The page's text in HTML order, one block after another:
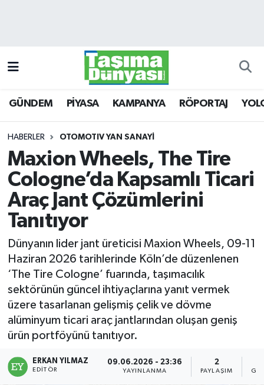
GÜNDEM PİYASA KAMPANYA RÖPORTAJ
HABERLER OTOMOTIV YAN SANAYİ
Maxion Wheels, The Tire
Cologne’da Kapsamlı Ticari
Araç Jant Çözümlerini
Tanıtıyor
Dünyanın lider jant üreticisi Maxion Wheels, 09-11
Haziran 2026 tarihlerinde Köln’de düzenlenen
‘The Tire Cologne’ fuarında, taşımacılık
sektörünün güncel ihtiyaçlarına yanıt vermek
üzere tasarlanan gelişmiş çelik ve dövme
alüminyum ticari araç jantlarından oluşan geniş
ürün portföyünü tanıtıyor.
ERKAN YILMAZ
EDITÖR
09.06.2026 - 23:36
YAYINLANMA
2
PAYLAŞIM
KAMPANYA
RÖPORTAJ
YOLCU TAŞIMA
LOJİSTİK
E-GAZETE
TAŞITLAR
Trafik Durumu
Süper Lig Puan Durumu ve Fikstür
Tüm Manşetler
Son Dakika Haberleri
Haber Arşivi